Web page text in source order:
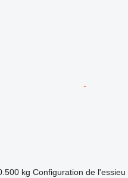
kg Configuration de l'essieu